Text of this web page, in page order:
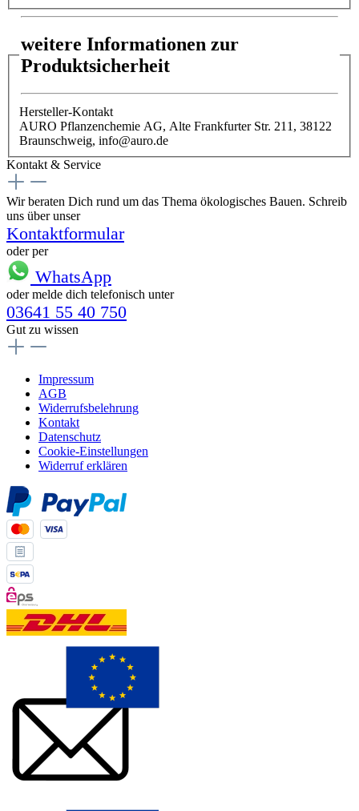
weitere Informationen zur
Produktsicherheit
Hersteller-Kontakt
AURO Pflanzenchemie AG, Alte Frankfurter Str. 211, 38122
Braunschweig, info@auro.de
Kontakt & Service
Wir beraten Dich rund um das Thema ökologisches Bauen. Schreib
uns über unser
Kontaktformular
oder per
WhatsApp
oder melde dich telefonisch unter
03641 55 40 750
Gut zu wissen
Impressum
AGB
Widerrufsbelehrung
Kontakt
Datenschutz
Cookie-Einstellungen
Widerruf erklären